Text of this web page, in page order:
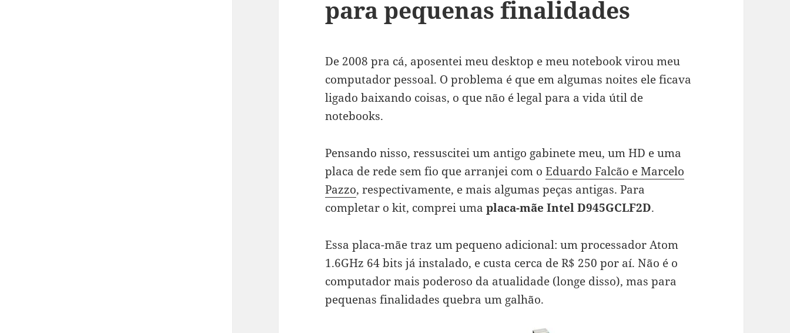
para pequenas finalidades
De 2008 pra cá, aposentei meu desktop e meu notebook virou meu
computador pessoal. O problema é que em algumas noites ele ficava
ligado baixando coisas, o que não é legal para a vida útil de
notebooks.
Pensando nisso, ressuscitei um antigo gabinete meu, um HD e uma
placa de rede sem fio que arranjei com oEduardo Falcão e Marcelo
Pazzo, respectivamente, e mais algumas peças antigas. Para
completar o kit, comprei umaplaca-mãe Intel D945GCLF2D.
Essa placa-mãe traz um pequeno adicional: um processador Atom
1.6GHz 64 bits já instalado, e custa cerca de R$ 250 por aí. Não é o
computador mais poderoso da atualidade (longe disso), mas para
pequenas finalidades quebra um galhão.